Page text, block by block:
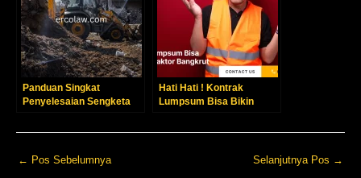
Panduan Singkat
Penyelesaian Sengketa
Hati Hati ! Kontrak
Lumpsum Bisa Bikin
← Pos Sebelumnya Selanjutnya Pos →